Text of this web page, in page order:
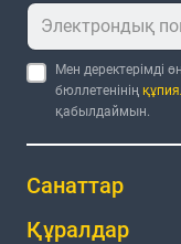
Мен деректерімді
бюллетенінің
қабылдаймын.
Санаттар
Құралдар